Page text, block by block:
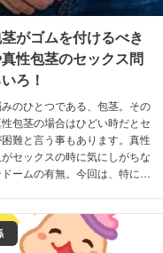
がゴムを付けるべき
性包茎のセックス問
ろ！
のひとつである、包茎。その
包茎の場合はひどい時だとセ
難と言う事もあります。真性
セックスの時に気にしがちな
ームの有無。今回は、特に真